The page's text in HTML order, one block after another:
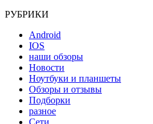
РУБРИКИ
Android
IOS
наши обзоры
Новости
Ноутбуки и планшеты
Обзоры и отзывы
Подборки
разное